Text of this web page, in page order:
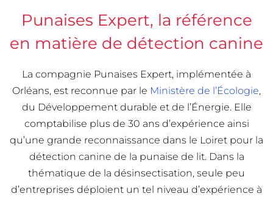
Punaises Expert, la référence
en matière de détection canine
La compagnie Punaises Expert, implémentée à
Orléans, est reconnue par le Ministère de l’Écologie,
du Développement durable et de l’Énergie. Elle
comptabilise plus de 30 ans d’expérience ainsi
qu’une grande reconnaissance dans le Loiret pour la
détection canine de la punaise de lit. Dans la
thématique de la désinsectisation, seule peu
d’entreprises déploient un tel niveau d’expérience à